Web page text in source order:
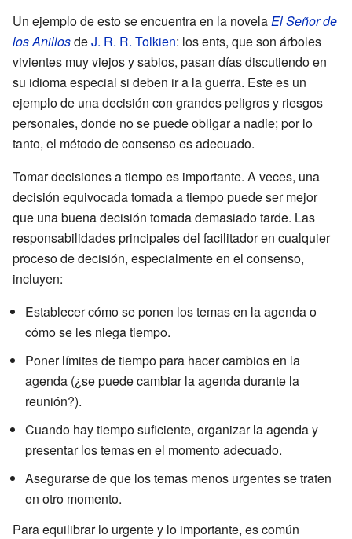
Un ejemplo de esto se encuentra en la novelaEl Señor de
los AnillosdeJ. R. R. Tolkien: los ents, que son árboles
vivientes muy viejos y sabios, pasan días discutiendo en
su idioma especial si deben ir a la guerra. Este es un
ejemplo de una decisión con grandes peligros y riesgos
personales, donde no se puede obligar a nadie; por lo
tanto, el método de consenso es adecuado.
Tomar decisiones a tiempo es importante. A veces, una
decisión equivocada tomada a tiempo puede ser mejor
que una buena decisión tomada demasiado tarde. Las
responsabilidades principales del facilitador en cualquier
proceso de decisión, especialmente en el consenso,
incluyen:
Establecer cómo se ponen los temas en la agenda o
cómo se les niega tiempo.
Poner límites de tiempo para hacer cambios en la
agenda (¿se puede cambiar la agenda durante la
reunión?).
Cuando hay tiempo suficiente, organizar la agenda y
presentar los temas en el momento adecuado.
Asegurarse de que los temas menos urgentes se traten
en otro momento.
Para equilibrar lo urgente y lo importante, es común